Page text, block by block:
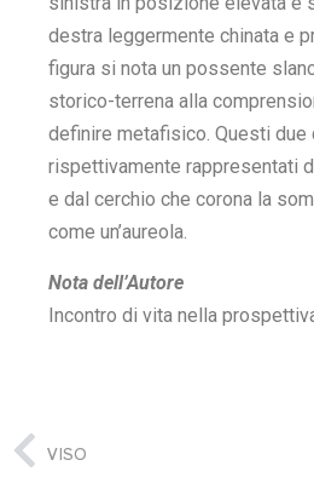
destra leggermente chinata e
figura si nota un possente
storico-terrena alla
definire metafisico. Questi due
rispettivamente rappresentati
e dal cerchio che corona la
come un’aureola.
Nota dell’Autore
Incontro di vita nella
VISO